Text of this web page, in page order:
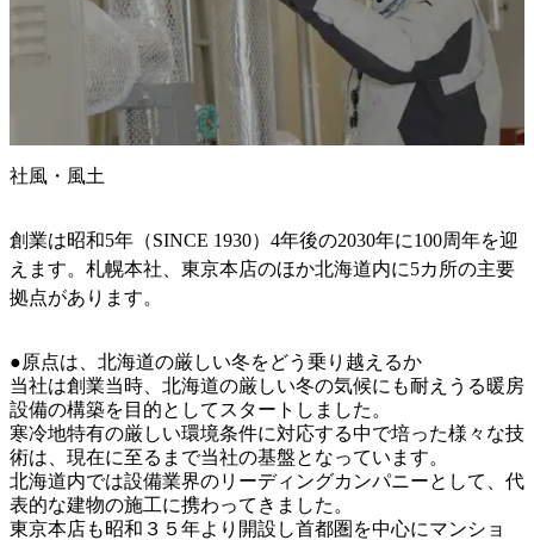
社風・風土
創業は昭和5年（SINCE 1930）4年後の2030年に100周年を迎
えます。札幌本社、東京本店のほか北海道内に5カ所の主要
拠点があります。
●原点は、北海道の厳しい冬をどう乗り越えるか
当社は創業当時、北海道の厳しい冬の気候にも耐えうる暖房
設備の構築を目的としてスタートしました。
寒冷地特有の厳しい環境条件に対応する中で培った様々な技
術は、現在に至るまで当社の基盤となっています。
北海道内では設備業界のリーディングカンパニーとして、代
表的な建物の施工に携わってきました。
東京本店も昭和３５年より開設し首都圏を中心にマンショ